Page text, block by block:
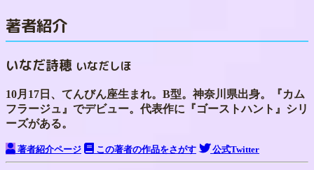
著者紹介
いなだ詩穂 いなだしほ
10月17日、てんびん座生まれ。B型。神奈川県出身。『カム
フラージュ』でデビュー。代表作に『ゴーストハント』シリ
ーズがある。
著者紹介ページ この著者の作品をさがす 公式Twitter